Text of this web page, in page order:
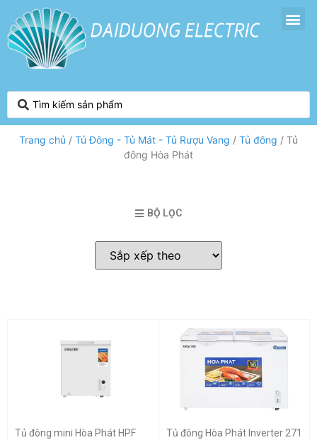
Trang chủ / Tủ Đông - Tủ Mát - Tủ Rượu Vang / Tủ đông / Tủ
đông Hòa Phát
BỘ LỌC
Tủ đông mini Hòa Phát HPF
Tủ đông Hòa Phát Inverter 271